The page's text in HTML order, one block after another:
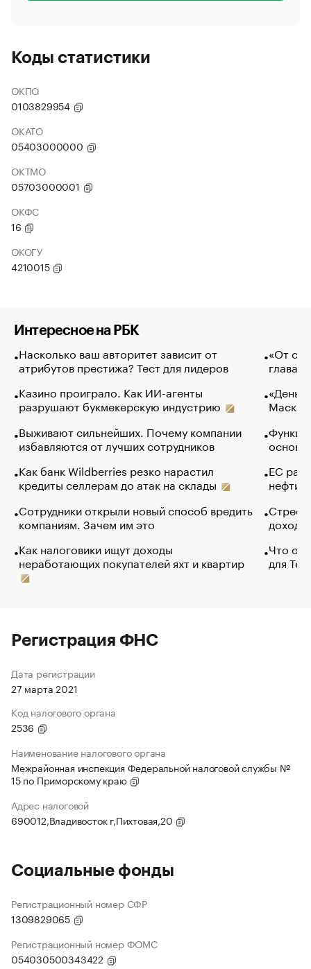
Коды статистики
ОКПО
0103829954
ОКАТО
05403000000
ОКТМО
05703000001
ОКФС
16
ОКОГУ
4210015
Интересное на РБК
Насколько ваш авторитет зависит от
атрибутов престижа? Тест для лидеров
Казино проиграло. Как ИИ-агенты
разрушают букмекерскую индустрию
Выживают сильнейших. Почему компании
избавляются от лучших сотрудников
Как банк Wildberries резко нарастил
кредиты селлерам до атак на склады
Сотрудники открыли новый способ вредить
компаниям. Зачем им это
Как налоговики ищут доходы
неработающих покупателей яхт и квартир
«От
глава
Маск в
основ
ЕС
нефти
Что
для
Регистрация ФНС
Дата регистрации
27 марта 2021
Код налогового органа
2536
Наименование налогового органа
Межрайонная инспекция Федеральной налоговой службы №
15 по Приморскому краю
Адрес налоговой
690012,Владивосток г,Пихтовая,20
Социальные фонды
Регистрационный номер СФР
1309829065
Регистрационный номер ФОМС
054030500343422